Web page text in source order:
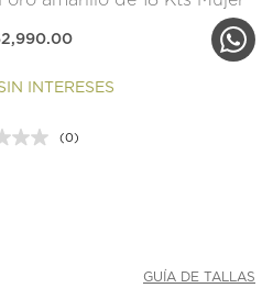
INTERESES
Sin
(0)
GUÍA DE TALLAS